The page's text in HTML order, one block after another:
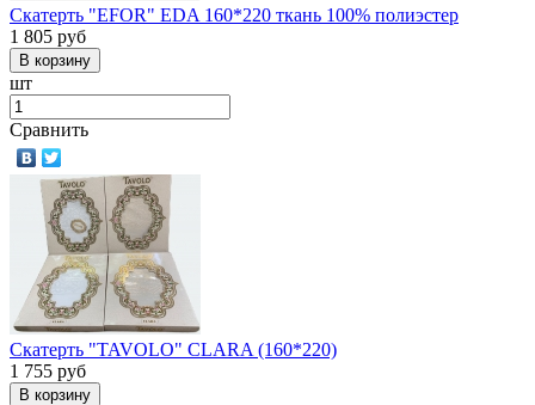
Скатерть "EFOR" EDA 160*220 ткань 100% полиэстер
1 805 руб
шт
Сравнить
Скатерть "TAVOLO" CLARA (160*220)
1 755 руб